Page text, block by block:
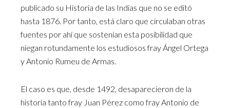
publicado su Historia de las Indias que no se editó
hasta 1876. Por tanto, está claro que circulaban otras
fuentes por ahí que sostenían esta posibilidad que
niegan rotundamente los estudiosos fray Ángel Ortega
y Antonio Rumeu de Armas.
El caso es que, desde 1492, desaparecieron de la
historia tanto fray Juan Pérez como fray Antonio de